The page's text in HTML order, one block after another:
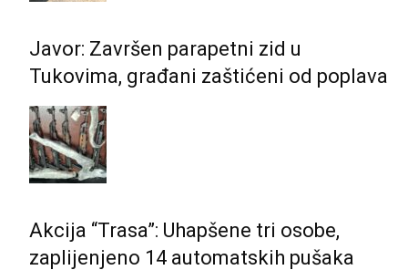
Javor: Završen parapetni zid u
Tukovima, građani zaštićeni od poplava
Akcija “Trasa”: Uhapšene tri osobe,
zaplijenjeno 14 automatskih pušaka